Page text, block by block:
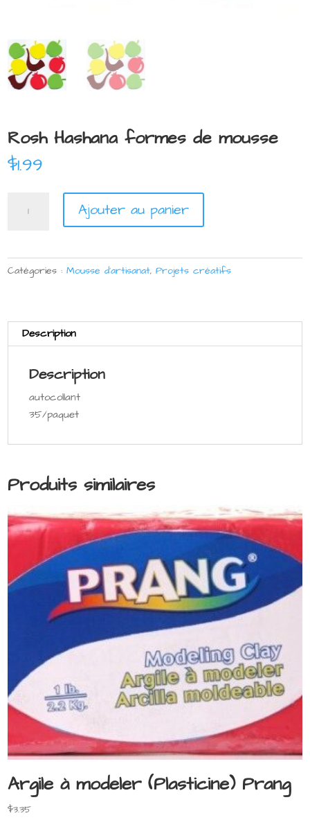
Rosh Hashana formes de mousse
$1.99
formes
Ajouter au panier
Catégories :Mousse d'artisanat,Projets créatifs
Description
Description
autocollant
35/paquet
Produits similaires
Argile à modeler (Plasticine) Prang
$3.35